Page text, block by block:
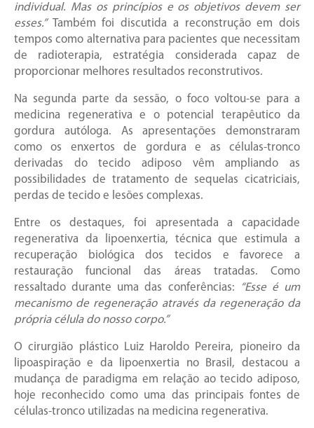
individual. Mas os princípios e os objetivos devem ser
esses.”Também foi discutida a reconstrução em dois
tempos como alternativa para pacientes que necessitam
de radioterapia, estratégia considerada capaz de
proporcionar melhores resultados reconstrutivos.
Na segunda parte da sessão, o foco voltou-se para a
medicina regenerativa e o potencial terapêutico da
gordura autóloga. As apresentações demonstraram
como os enxertos de gordura e as células-tronco
derivadas do tecido adiposo vêm ampliando as
possibilidades de tratamento de sequelas cicatriciais,
perdas de tecido e lesões complexas.
Entre os destaques, foi apresentada a capacidade
regenerativa da lipoenxertia, técnica que estimula a
recuperação biológica dos tecidos e favorece a
restauração funcional das áreas tratadas. Como
ressaltado durante uma das conferências:
“Esse é um
mecanismo de regeneração através da regeneração da
própria célula do nosso corpo.”
O cirurgião plástico Luiz Haroldo Pereira, pioneiro da
lipoaspiração e da lipoenxertia no Brasil, destacou a
mudança de paradigma em relação ao tecido adiposo,
hoje reconhecido como uma das principais fontes de
células-tronco utilizadas na medicina regenerativa.